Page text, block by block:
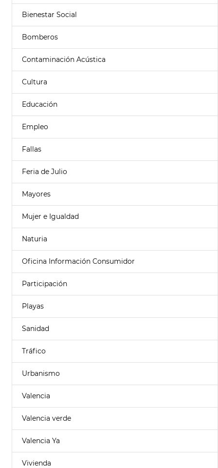
Bienestar Social
Bomberos
Contaminación Acústica
Cultura
Educación
Empleo
Fallas
Feria de Julio
Mayores
Mujer e Igualdad
Naturia
Oficina Información Consumidor
Participación
Playas
Sanidad
Tráfico
Urbanismo
Valencia
Valencia verde
Valencia Ya
Vivienda